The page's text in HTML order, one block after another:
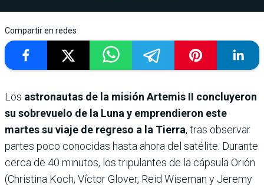
Compartir en redes
Los astronautas de la misión Artemis II concluyeron
su sobrevuelo de la Luna y emprendieron este
martes su viaje de regreso a la Tierra, tras observar
partes poco conocidas hasta ahora del satélite. Durante
cerca de 40 minutos, los tripulantes de la cápsula Orión
(Christina Koch, Víctor Glover, Reid Wiseman y Jeremy